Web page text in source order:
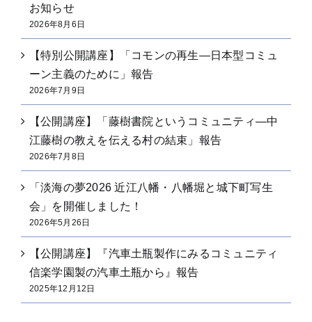
お知らせ
2026年8月6日
【特別公開講座】「コモンの再生―日本型コミュ
ーン主義のために」報告
2026年7月9日
【公開講座】「藤樹書院というコミュニティ―中
江藤樹の教えを伝える村の結束」報告
2026年7月8日
「淡海の夢2026 近江八幡・八幡堀と城下町写生
会」を開催しました！
2026年5月26日
【公開講座】『汽車土瓶製作にみるコミュニティ
信楽学園製の汽車土瓶から』報告
2025年12月12日